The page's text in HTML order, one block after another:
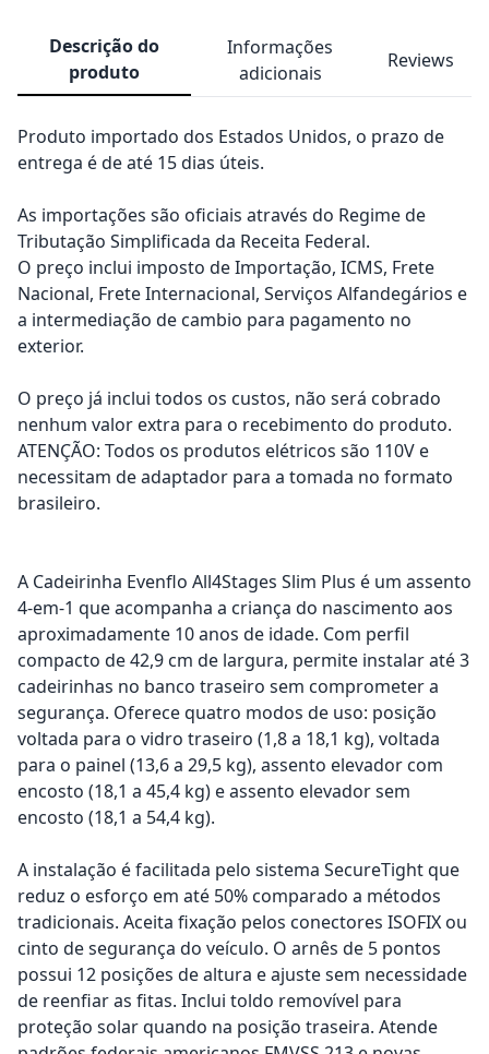
Descrição do
produto
Informações
adicionais
Reviews
Produto importado dos Estados Unidos, o prazo de
entrega é de até 15 dias úteis.
As importações são oficiais através do Regime de
Tributação Simplificada da Receita Federal.
O preço inclui imposto de Importação, ICMS, Frete
Nacional, Frete Internacional, Serviços Alfandegários e
a intermediação de cambio para pagamento no
exterior.
O preço já inclui todos os custos, não será cobrado
nenhum valor extra para o recebimento do produto.
ATENÇÃO: Todos os produtos elétricos são 110V e
necessitam de adaptador para a tomada no formato
brasileiro.
A Cadeirinha Evenflo All4Stages Slim Plus é um assento
4-em-1 que acompanha a criança do nascimento aos
aproximadamente 10 anos de idade. Com perfil
compacto de 42,9 cm de largura, permite instalar até 3
cadeirinhas no banco traseiro sem comprometer a
segurança. Oferece quatro modos de uso: posição
voltada para o vidro traseiro (1,8 a 18,1 kg), voltada
para o painel (13,6 a 29,5 kg), assento elevador com
encosto (18,1 a 45,4 kg) e assento elevador sem
encosto (18,1 a 54,4 kg).
A instalação é facilitada pelo sistema SecureTight que
reduz o esforço em até 50% comparado a métodos
tradicionais. Aceita fixação pelos conectores ISOFIX ou
cinto de segurança do veículo. O arnês de 5 pontos
possui 12 posições de altura e ajuste sem necessidade
de reenfiar as fitas. Inclui toldo removível para
proteção solar quando na posição traseira. Atende